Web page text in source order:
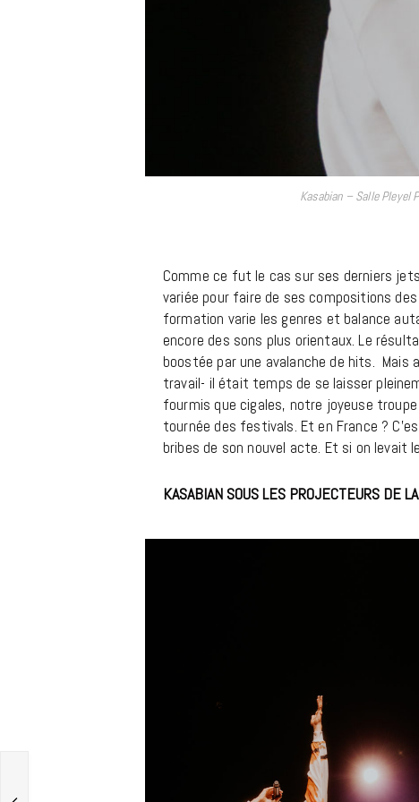
Kasabian – Salle Pleyel
Comme ce fut le cas sur ses derniers
variée pour faire de ses compositions
formation varie les genres et balance
encore des sons plus orientaux. Le
boostée par une avalanche de hits. Mais
travail- il était temps de se laisser
fourmis que cigales, notre joyeuse
tournée des festivals. Et en France ?
bribes de son nouvel acte. Et si on levait
KASABIAN SOUS LES PROJECTEURS DE